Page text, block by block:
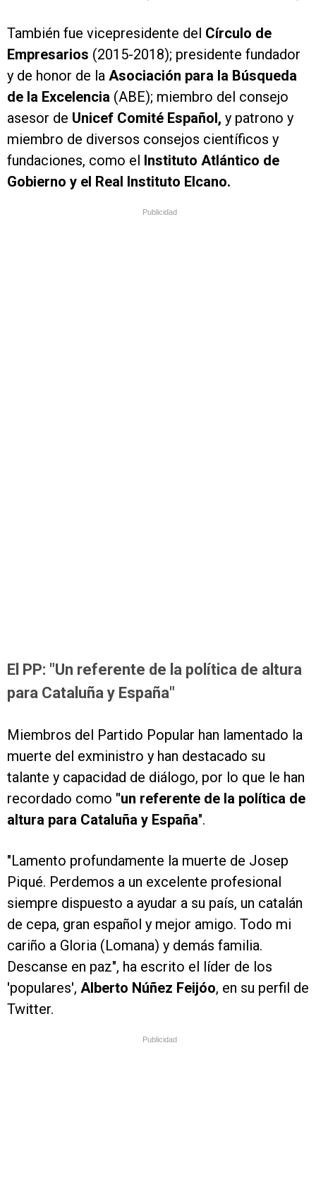
También fue vicepresidente del Círculo de
Empresarios (2015-2018); presidente fundador
y de honor de la Asociación para la Búsqueda
de la Excelencia (ABE); miembro del consejo
asesor de Unicef Comité Español, y patrono y
miembro de diversos consejos científicos y
fundaciones, como el Instituto Atlántico de
Gobierno y el Real Instituto Elcano.
Publicidad
El PP: "Un referente de la política de altura
para Cataluña y España"
Miembros del Partido Popular han lamentado la
muerte del exministro y han destacado su
talante y capacidad de diálogo, por lo que le han
recordado como "un referente de la política de
altura para Cataluña y España".
"Lamento profundamente la muerte de Josep
Piqué. Perdemos a un excelente profesional
siempre dispuesto a ayudar a su país, un catalán
de cepa, gran español y mejor amigo. Todo mi
cariño a Gloria (Lomana) y demás familia.
Descanse en paz", ha escrito el líder de los
'populares', Alberto Núñez Feijóo, en su perfil de
Twitter.
Publicidad